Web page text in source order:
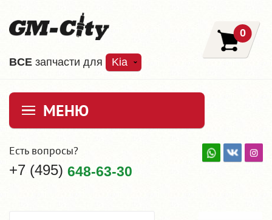
ВCE запчасти для Kia
0
МЕНЮ
Есть вопросы?
+7 (495) 648-63-30